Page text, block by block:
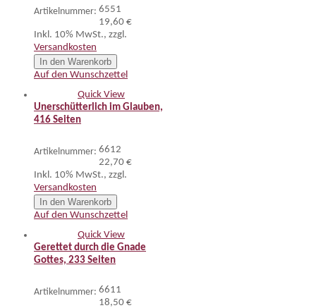
Artikelnummer: 6551
19,60 €
Inkl. 10% MwSt., zzgl.
Versandkosten
In den Warenkorb
Auf den Wunschzettel
Quick View
Unerschütterlich im Glauben,
416 Seiten
Artikelnummer: 6612
22,70 €
Inkl. 10% MwSt., zzgl.
Versandkosten
In den Warenkorb
Auf den Wunschzettel
Quick View
Gerettet durch die Gnade
Gottes, 233 Seiten
Artikelnummer: 6611
18,50 €